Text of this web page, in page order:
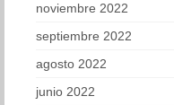
noviembre 2022
septiembre 2022
agosto 2022
junio 2022